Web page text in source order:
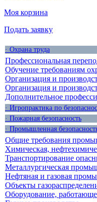
Моя корзина
Подать заявку
· Охрана труда
Профессиональная
Обучение требованиям
Организация и
Организация и
Дополнительное
· Игропрактика по
· Пожарная безопасность
· Промышленная
Общие требования
Химическая,
Транспортирование
Металлургическая
Нефтяная и газовая
Объекты
Оборудование,